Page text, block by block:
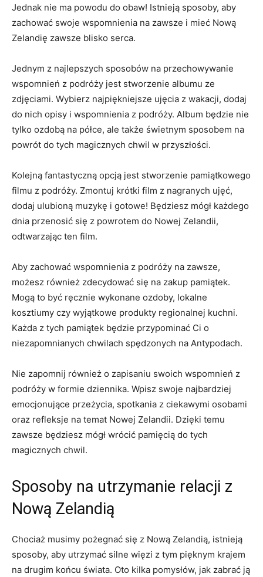
Jednak​ nie ma powodu do obaw! Istnieją sposoby, aby
‍zachować swoje⁤ wspomnienia na zawsze i mieć Nową
Zelandię zawsze blisko serca.
Jednym z najlepszych sposobów na przechowywanie
wspomnień z podróży jest stworzenie⁣ albumu ze
⁤zdjęciami. Wybierz najpiękniejsze ujęcia z wakacji, dodaj⁢
do ⁤nich‌ opisy i wspomnienia z podróży. ‍Album będzie nie
tylko​ ozdobą na półce, ale także świetnym sposobem na
powrót⁢ do tych magicznych chwil w przyszłości.
Kolejną fantastyczną opcją jest stworzenie pamiątkowego
⁢filmu z ⁣podróży. Zmontuj krótki⁤ film z nagranych ujęć,
dodaj ulubioną​ muzykę i gotowe! Będziesz mógł każdego
dnia​ przenosić się z powrotem⁢ do Nowej Zelandii,
odtwarzając ten⁢ film.
Aby zachować wspomnienia z podróży ​na zawsze,
możesz również zdecydować ​się na zakup pamiątek.
Mogą to być ręcznie wykonane ozdoby, lokalne
kosztiumy czy wyjątkowe produkty​ regionalnej⁢ kuchni.
⁤Każda z tych pamiątek będzie przypominać Ci o
niezapomnianych chwilach spędzonych na Antypodach.
Nie zapomnij również o zapisaniu swoich wspomnień z
podróży ​w formie dziennika. Wpisz swoje najbardziej
⁢emocjonujące przeżycia, ‌spotkania z ⁤ciekawymi osobami
oraz refleksje na temat Nowej ‍Zelandii. Dzięki temu
zawsze będziesz mógł wrócić pamięcią do tych
magicznych chwil.
Sposoby na⁣ utrzymanie ‌relacji z
Nową Zelandią
Chociaż musimy ⁤pożegnać się z Nową Zelandią, istnieją
sposoby, aby utrzymać silne więzi z tym pięknym krajem
na drugim końcu świata.‌ Oto kilka ‍pomysłów, jak zabrać ją